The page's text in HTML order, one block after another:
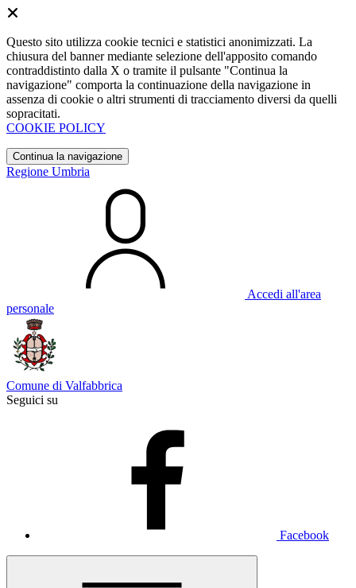
Questo sito utilizza cookie tecnici e statistici anonimizzati. La
chiusura del banner mediante selezione dell'apposito comando
contraddistinto dalla X o tramite il pulsante "Continua la
navigazione" comporta la continuazione della navigazione in
assenza di cookie o altri strumenti di tracciamento diversi da quelli
sopracitati.
COOKIE POLICY
Continua la navigazione
Regione Umbria
Accedi all'area
personale
Comune di Valfabbrica
Seguici su
Facebook